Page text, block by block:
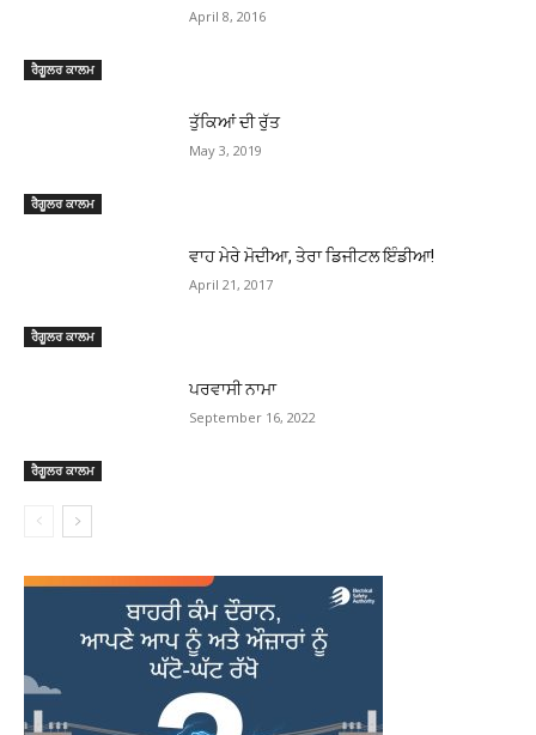
ਰੈਗੂਲਰ ਕਾਲਮ
April 8, 2016
ਰੈਗੂਲਰ ਕਾਲਮ
ਤੁੱਕਿਆਂ ਦੀ ਰੁੱਤ
May 3, 2019
ਰੈਗੂਲਰ ਕਾਲਮ
ਵਾਹ ਮੇਰੇ ਮੋਦੀਆ, ਤੇਰਾ ਡਿਜੀਟਲ ਇੰਡੀਆ!
April 21, 2017
ਰੈਗੂਲਰ ਕਾਲਮ
ਪਰਵਾਸੀ ਨਾਮਾ
September 16, 2022